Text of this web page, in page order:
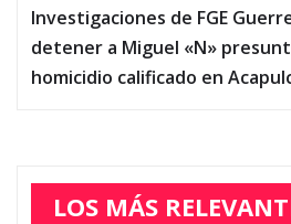
Investigaciones de FGE
detener a Miguel «N»
homicidio calificado en
LOS MÁS